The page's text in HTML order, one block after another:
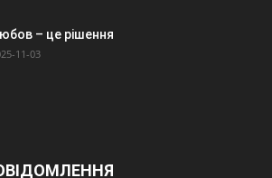
– це рішення
11-03